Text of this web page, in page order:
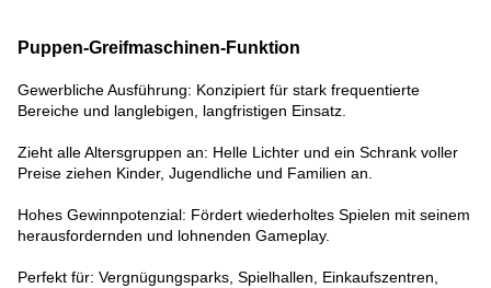
Puppen-Greifmaschinen-Funktion
Gewerbliche Ausführung: Konzipiert für stark frequentierte
Bereiche und langlebigen, langfristigen Einsatz.
Zieht alle Altersgruppen an: Helle Lichter und ein Schrank voller
Preise ziehen Kinder, Jugendliche und Familien an.
Hohes Gewinnpotenzial: Fördert wiederholtes Spielen mit seinem
herausfordernden und lohnenden Gameplay.
Perfekt für: Vergnügungsparks, Spielhallen, Einkaufszentren,